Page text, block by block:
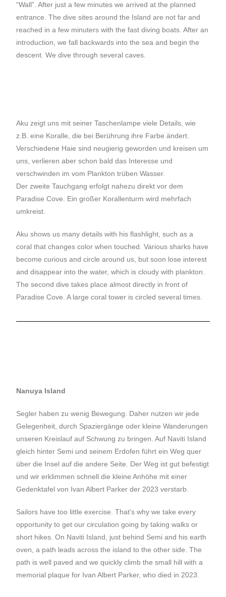
“Wall”. After just a few minutes we arrived at the planned
entrance. The dive sites around the Island are not far and
reached in a few minuters with the fast diving boats. After an
introduction, we fall backwards into the sea and begin the
descent. We dive through several caves.
Aku zeigt uns mit seiner Taschenlampe viele Details, wie
z.B. eine Koralle, die bei Berührung ihre Farbe ändert.
Verschiedene Haie sind neugierig geworden und kreisen um
uns, verlieren aber schon bald das Interesse und
verschwinden im vom Plankton trüben Wasser.
Der zweite Tauchgang erfolgt nahezu direkt vor dem
Paradise Cove. Ein großer Korallenturm wird mehrfach
umkreist.
Aku shows us many details with his flashlight, such as a
coral that changes color when touched. Various sharks have
become curious and circle around us, but soon lose interest
and disappear into the water, which is cloudy with plankton.
The second dive takes place almost directly in front of
Paradise Cove. A large coral tower is circled several times.
Nanuya Island
Segler haben zu wenig Bewegung. Daher nutzen wir jede
Gelegenheit, durch Spaziergänge oder kleine Wanderungen
unseren Kreislauf auf Schwung zu bringen. Auf Naviti Island
gleich hinter Semi und seinem Erdofen führt ein Weg quer
über die Insel auf die andere Seite. Der Weg ist gut befestigt
und wir erklimmen schnell die kleine Anhöhe mit einer
Gedenktafel von Ivan Albert Parker der 2023 verstarb.
Sailors have too little exercise. That’s why we take every
opportunity to get our circulation going by taking walks or
short hikes. On Naviti Island, just behind Semi and his earth
oven, a path leads across the island to the other side. The
path is well paved and we quickly climb the small hill with a
memorial plaque for Ivan Albert Parker, who died in 2023.